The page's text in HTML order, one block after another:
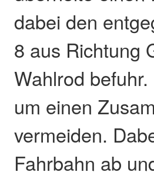
dabei den
8 aus Richtung
Wahlrod
um einen
vermeiden.
Fahrbahn ab